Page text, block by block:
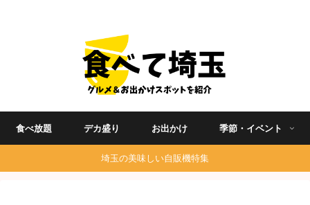
食べ放題 デカ盛り お出かけ 季節・イベント
埼玉の美味しい自販機特集